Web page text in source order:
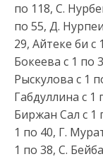
по 118, С.
по 55, Д.
29, Айтеке би с
Бокеева с 1 по
Рыскулова с 1
Габдуллина с 1
Биржан Сал с 1
1 по 40, Г.
1 по 38, С.